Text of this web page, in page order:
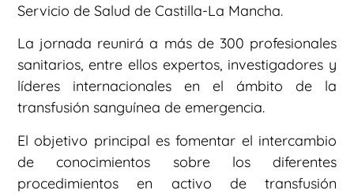
Servicio de Salud de Castilla-La Mancha.
La jornada reunirá a más de 300 profesionales
sanitarios, entre ellos expertos, investigadores y
líderes internacionales en el ámbito de la
transfusión sanguínea de emergencia.
El objetivo principal es fomentar el intercambio
de conocimientos sobre los diferentes
procedimientos en activo de transfusión